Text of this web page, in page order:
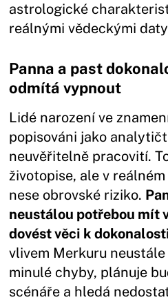
astrologické
reálnými vědeckými
Panna a past
odmítá vypnout
Lidé narození ve
popisováni jako
neuvěřitelně pracovití.
životopise, ale v
nese obrovské riziko.
neustálou potřebou mít
dovést věci k
vlivem Merkuru neustále
minulé chyby, plánuje
scénáře a hledá